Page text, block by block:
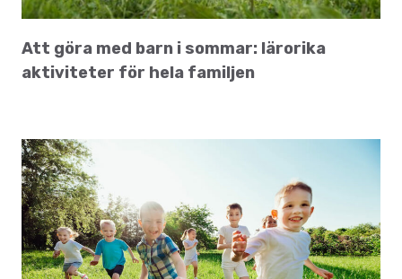
Att göra med barn i sommar: lärorika
aktiviteter för hela familjen